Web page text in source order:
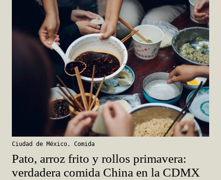
Ciudad de México, Comida
Pato, arroz frito y rollos primavera:
verdadera comida China en la CDMX